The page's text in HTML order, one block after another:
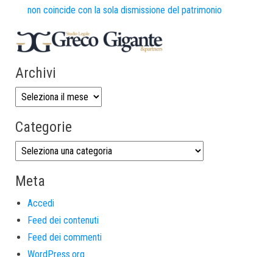
non coincide con la sola dismissione del patrimonio
Archivi
Categorie
Meta
Accedi
Feed dei contenuti
Feed dei commenti
WordPress.org